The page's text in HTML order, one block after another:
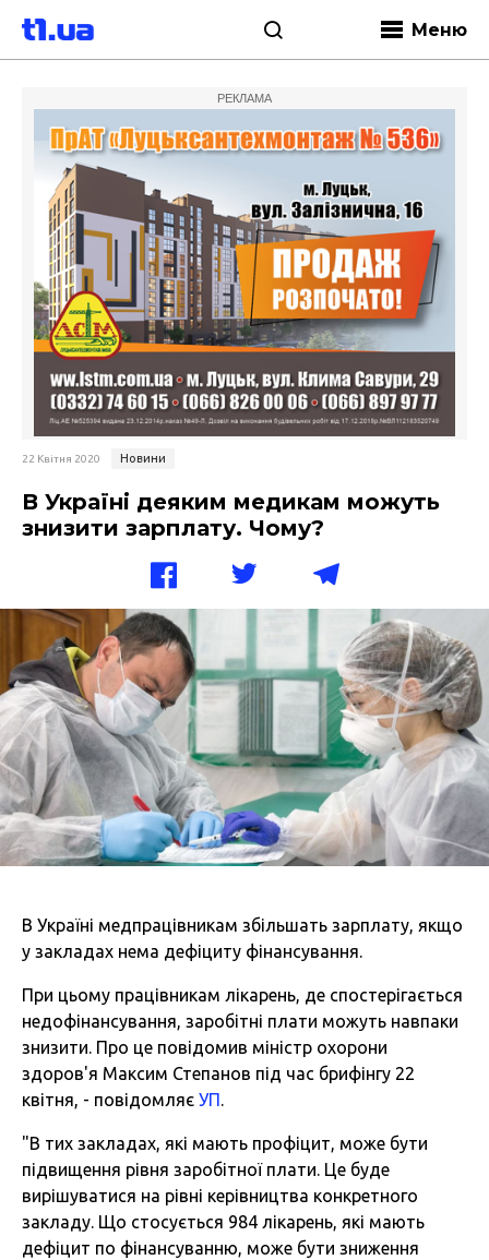
Меню
РЕКЛАМА
22 Квітня 2020 Новини
В Україні деяким медикам можуть
знизити зарплату. Чому?
В Україні медпрацівникам збільшать зарплату, якщо
у закладах нема дефіциту фінансування.
При цьому працівникам лікарень, де спостерігається
недофінансування, заробітні плати можуть навпаки
знизити. Про це повідомив міністр охорони
здоров'я Максим Степанов під час брифінгу 22
квітня, - повідомляє УП.
"В тих закладах, які мають профіцит, може бути
підвищення рівня заробітної плати. Це буде
вирішуватися на рівні керівництва конкретного
закладу. Що стосується 984 лікарень, які мають
дефіцит по фінансуванню, може бути зниження